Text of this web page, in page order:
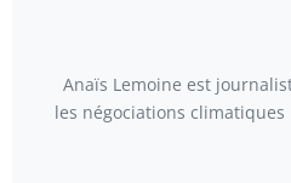
Anaïs Lemoine est
les négociations